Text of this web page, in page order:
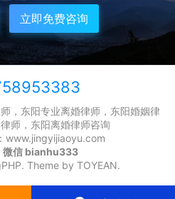
立即免费咨询
，东阳专业离婚律师，东阳婚姻律
师，东阳离婚律师咨询
www.jingyijiaoyu.com
微信 bianhu333
. Theme by TOYEAN.